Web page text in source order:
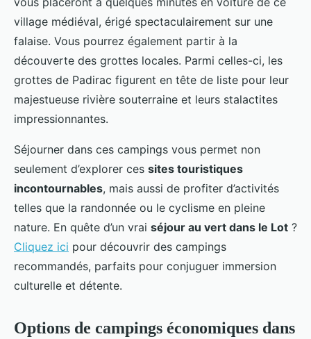
village médiéval, érigé spectaculairement sur une
falaise. Vous pourrez également partir à la
découverte des grottes locales. Parmi celles-ci, les
grottes de Padirac figurent en tête de liste pour leur
majestueuse rivière souterraine et leurs stalactites
impressionnantes.
Séjourner dans ces campings vous permet non
seulement d’explorer ces sites touristiques
incontournables, mais aussi de profiter d’activités
telles que la randonnée ou le cyclisme en pleine
nature. En quête d’un vrai séjour au vert dans le Lot ?
Cliquez ici pour découvrir des campings
recommandés, parfaits pour conjuguer immersion
culturelle et détente.
Options de campings économiques dans